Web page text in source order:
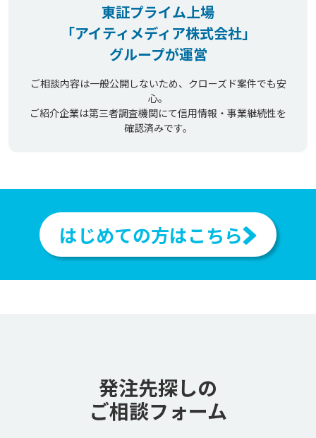
東証プライム上場
「アイティメディア株式会社」
グループが運営
ご相談内容は一般公開しないため、クローズド案件でも安
心。
ご紹介企業は第三者調査機関にて信用情報・事業継続性を
確認済みです。
はじめての方はこちら
発注先探しの
ご相談フォーム